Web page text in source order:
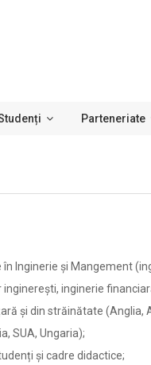
Parteneriate
Inginerie și Mangement
inginerie
și din străinătate (Anglia,
SUA, Ungaria);
și cadre didactice;